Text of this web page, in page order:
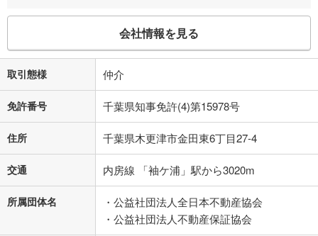
会社情報を見る
取引態様 仲介
免許番号 千葉県知事免許(4)第15978号
住所 千葉県木更津市金田東6丁目27-4
交通 内房線 「袖ケ浦」駅から3020m
所属団体名
・公益社団法人全日本不動産協会
・公益社団法人不動産保証協会